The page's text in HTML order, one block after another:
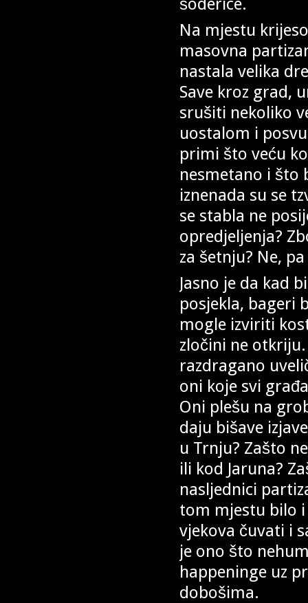
Na mjestu
masovna
nastala velika
Save kroz grad,
srušiti nekoliko
uostalom i
primi što veću
nesmetano i što
iznenada su se
se stabla ne
opredjeljenja?
za šetnju? Ne,
Jasno je da kad
posjekla, bageri
mogle izviriti
zločini ne
razdragano
oni koje svi
Oni plešu na
daju bišave
u Trnju? Zašto
ili kod Jaruna?
nasljednici
tom mjestu bilo
vjekova čuvati i
je ono što
happeninge uz
dobošima.